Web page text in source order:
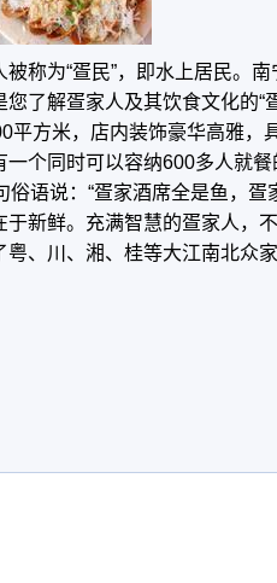
称为“疍民”，即水上居民。
了解疍家人及其饮食文化的“
平方米，店内装饰豪华高雅，
个同时可以容纳600多人就
语说：“疍家酒席全是鱼，疍
新鲜。充满智慧的疍家人，
、川、湘、桂等大江南北众